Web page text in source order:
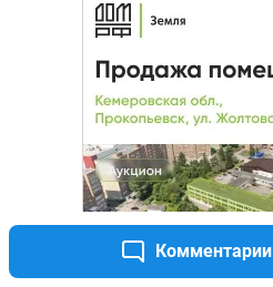
Комментарии